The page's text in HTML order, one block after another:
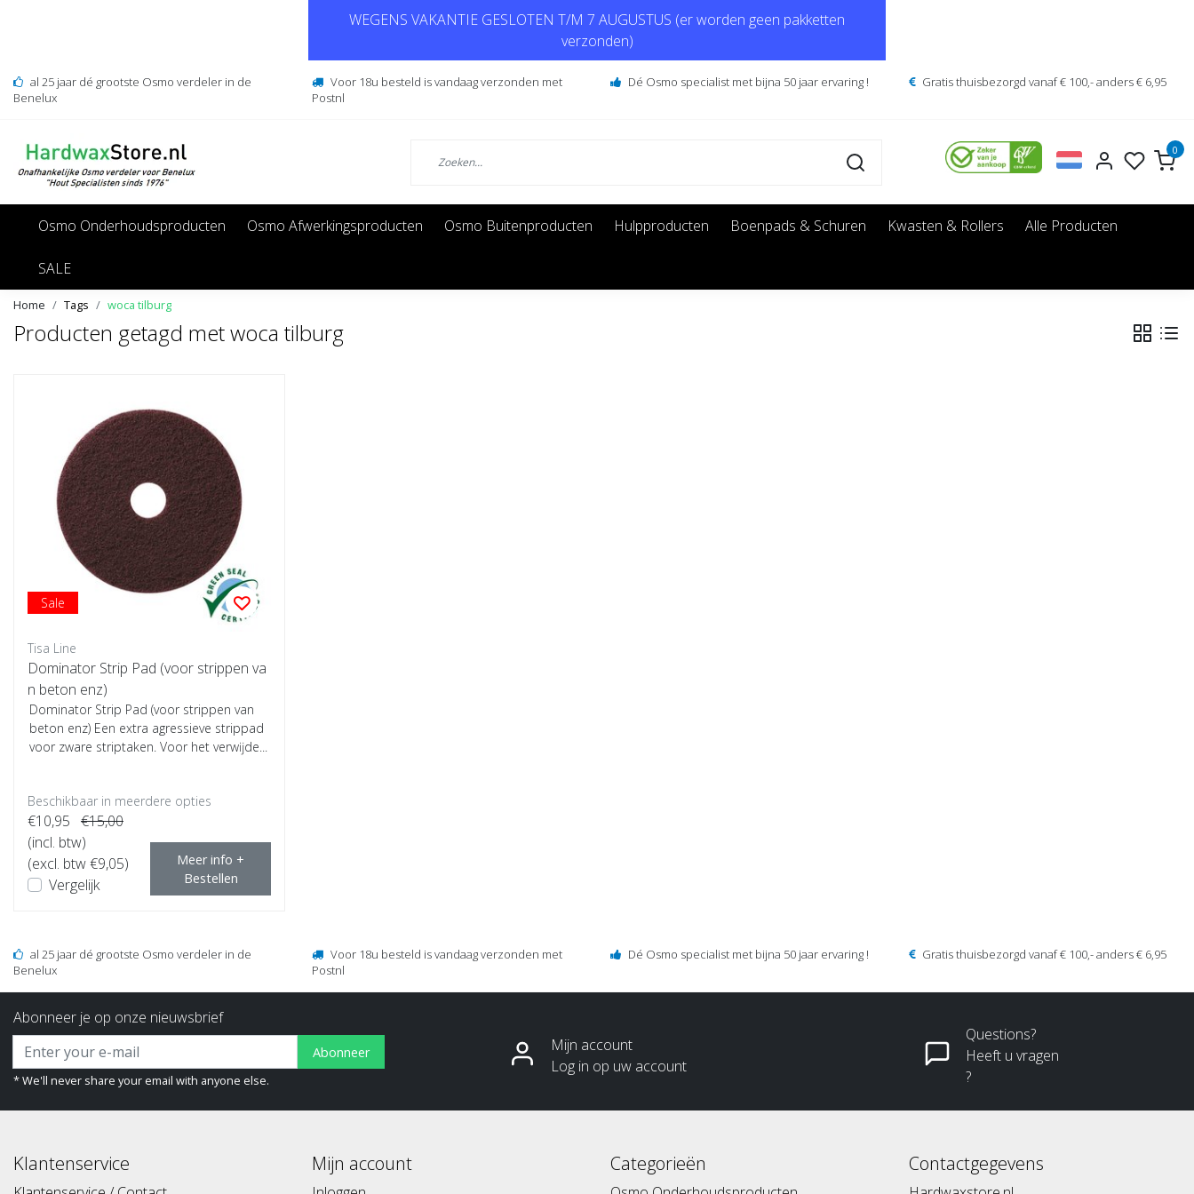
WEGENS VAKANTIE GESLOTEN T/M 7 AUGUSTUS (er worden geen pakketten
verzonden)
al 25 jaar dé grootste Osmo verdeler in de
Benelux
Voor 18u besteld is vandaag verzonden met
Postnl
Dé Osmo specialist met bijna 50 jaar ervaring ! Gratis thuisbezorgd vanaf € 100,- anders € 6,95
0
Osmo Onderhoudsproducten Osmo Afwerkingsproducten Osmo Buitenproducten Hulpproducten Boenpads & Schuren Kwasten & Rollers Alle Producten
SALE
Home Tags woca tilburg
Producten getagd met woca tilburg
Sale
Tisa Line
Dominator Strip Pad (voor strippen va
n beton enz)
Dominator Strip Pad (voor strippen van
beton enz) Een extra agressieve strippad
voor zware striptaken. Voor het verwĳde...
Beschikbaar in meerdere opties
€10,95 €15,00
(incl. btw)
(excl. btw €9,05)
Vergelijk
Meer info +
Bestellen
al 25 jaar dé grootste Osmo verdeler in de
Benelux
Voor 18u besteld is vandaag verzonden met
Postnl
Dé Osmo specialist met bijna 50 jaar ervaring ! Gratis thuisbezorgd vanaf € 100,- anders € 6,95
Abonneer je op onze nieuwsbrief
Abonneer
* We'll never share your email with anyone else.
Mijn account
Log in op uw account
Questions?
Heeft u vragen
?
Klantenservice Mijn account Categorieën Contactgegevens